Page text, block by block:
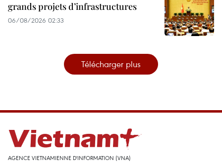
grands projets d’infrastructures
06/08/2026 02:33
Télécharger plus
AGENCE VIETNAMIENNE D'INFORMATION (VNA)